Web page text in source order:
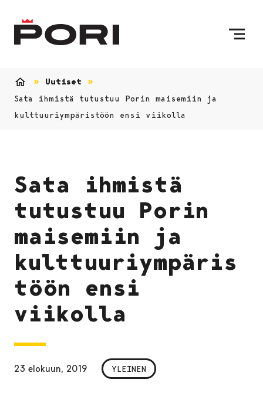
Uutiset
Sata ihmistä tutustuu Porin maisemiin ja
kulttuuriympäristöön ensi viikolla
Sata ihmistä
tutustuu Porin
maisemiin ja
kulttuuriympäris
töön ensi
viikolla
23 elokuun, 2019 YLEINEN